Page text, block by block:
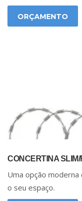
ORÇAMENTO
CONCERTINA
Uma opção
o seu espaço.